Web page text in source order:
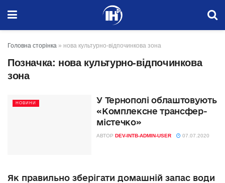
Головна сторінка » нова культурно-відпочинкова зона
Позначка: нова культурно-відпочинкова
зона
НОВИНИ
У Тернополі облаштовують
«Комплексне трансфер-
містечко»
АВТОР DEV-INTB-ADMIN-USER 07.07.2020
Як правильно зберігати домашній запас води